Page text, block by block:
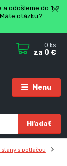
odošleme do 1-2
otázku?
Menu
Hľadať
0 ks
za 0 €
s potlačou